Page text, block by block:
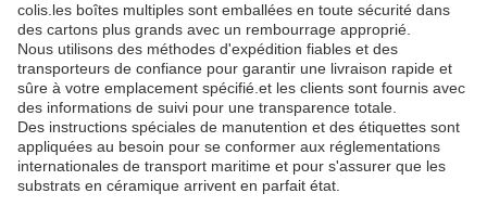
colis.les boîtes multiples sont emballées en toute sécurité dans
des cartons plus grands avec un rembourrage approprié.
Nous utilisons des méthodes d'expédition fiables et des
transporteurs de confiance pour garantir une livraison rapide et
sûre à votre emplacement spécifié.et les clients sont fournis avec
des informations de suivi pour une transparence totale.
Des instructions spéciales de manutention et des étiquettes sont
appliquées au besoin pour se conformer aux réglementations
internationales de transport maritime et pour s'assurer que les
substrats en céramique arrivent en parfait état.